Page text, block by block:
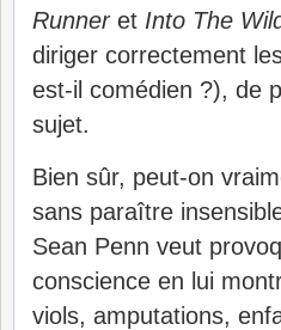
Runneret Into The
diriger correctement
est-il comédien ?), de
sujet.
Bien sûr, peut-on
sans paraître
Sean Penn veut
conscience en lui
viols, amputations,